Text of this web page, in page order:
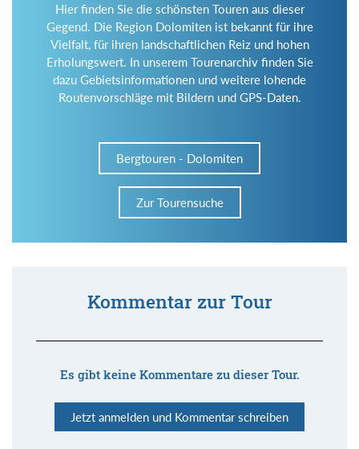
Hier finden Sie die schönsten Touren aus dieser
Gegend. Die Region Dolomiten ist bekannt für ihre
Vielfalt, für ihren landschaftlichen Reiz und hohen
Erholungswert. In unserem Tourenarchiv finden Sie
dazu Gebietsinformationen und weitere lohende
Routenvorschläge mit Bildern und GPS-Daten.
Bergtouren - Dolomiten
Zur Tourensuche
Kommentar zur Tour
Es gibt keine Kommentare zu dieser Tour.
Jetzt anmelden und Kommentar schreiben